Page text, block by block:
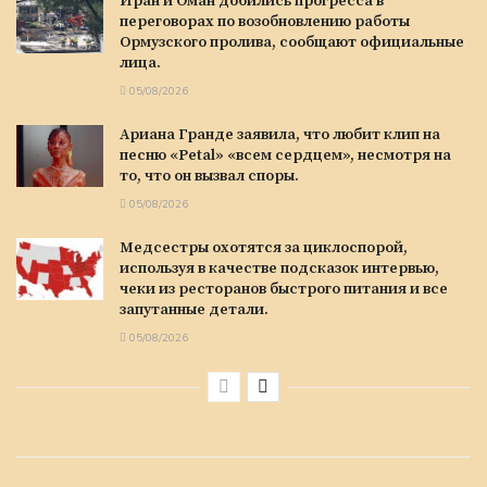
переговорах по возобновлению работы
Ормузского пролива, сообщают официальные
лица.
05/08/2026
Ариана Гранде заявила, что любит клип на
песню «Petal» «всем сердцем», несмотря на
то, что он вызвал споры.
05/08/2026
Медсестры охотятся за циклоспорой,
используя в качестве подсказок интервью,
чеки из ресторанов быстрого питания и все
запутанные детали.
05/08/2026